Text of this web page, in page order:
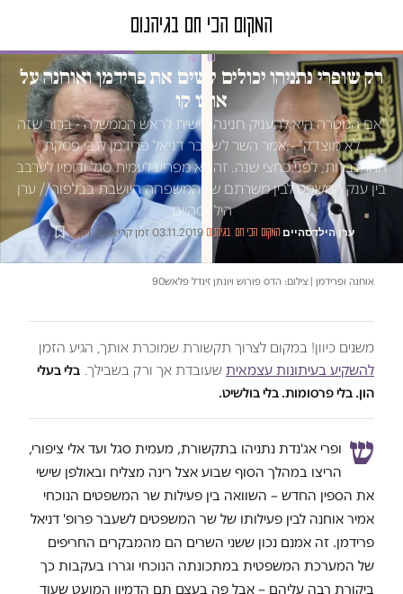
טור דעה
רק שופרי נתניהו יכולים לשים את פרידמן ואוחנה על
אותו קו
"אם המטרה היא להעניק חנינה אישית לראש הממשלה - ברור שזה
לא מוצדק" - אמר השר לשעבר דניאל פרידמן לגבי פסקת
ההתגברות, לפני כחצי שנה. זה לא מפריע לעמית סגל ודומיו לערבב
בין ענק המשפט לבין משרתם של המשפחה היושבת בבלפור // ערן
הילדסהיים
ערן הילדסהיים·המקום הכי חם בגיהנום ·
03.11.2019
·זמן קריאה 3 דק׳
אוחנה ופרידמן | צילום: הדס פורוש ויונתן זינדל פלאש90
משנים כיוון! במקום לצרוך תקשורת שמוכרת אותך, הגיע הזמן
להשקיע בעיתונות עצמאית שעובדת אך ורק בשבילך. בלי בעלי
הון. בלי פרסומות. בלי בולשיט.
ש ופרי אג'נדת נתניהו בתקשורת, מעמית סגל ועד אלי ציפורי,
הריצו במהלך הסוף שבוע אצל רינה מצליח ובאולפן שישי
את הספין החדש – השוואה בין פעילות שר המשפטים הנוכחי
אמיר אוחנה לבין פעילותו של שר המשפטים לשעבר פרופ' דניאל
פרידמן. זה אמנם נכון ששני השרים הם מהמבקרים החריפים
של המערכת המשפטית במתכונתה הנוכחי וגררו בעקבות כך
ביקורת רבה עליהם – אבל פה בעצם תם הדמיון המועט שעוד